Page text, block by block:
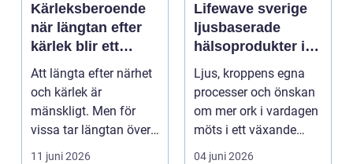
Kärleksberoende
när längtan efter
kärlek blir ett
beroende
Att längta efter närhet
och kärlek är
mänskligt. Men för
vissa tar längtan över
helt. Relationer, fö...
11 juni 2026
Lifewave sverige
ljusbaserade
hälsoprodukter i
fokus
Ljus, kroppens egna
processer och önskan
om mer ork i vardagen
möts i ett växande
intresse för fotot...
04 juni 2026